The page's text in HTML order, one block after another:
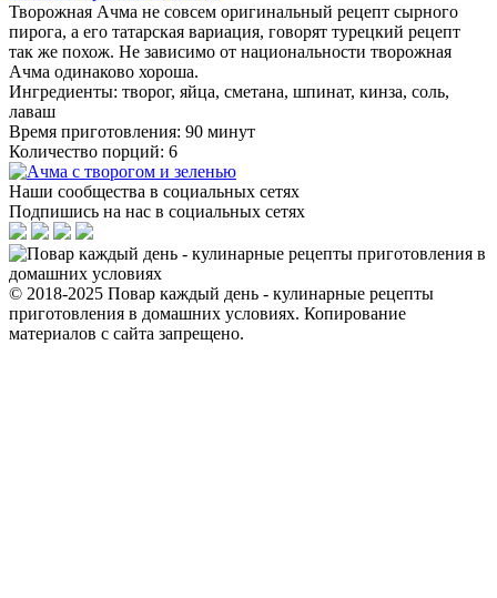
Творожная Ачма не совсем оригинальный рецепт сырного
пирога, а его татарская вариация, говорят турецкий рецепт
так же похож. Не зависимо от национальности творожная
Ачма одинаково хороша.
Ингредиенты: творог, яйца, сметана, шпинат, кинза, соль,
лаваш
Время приготовления: 90 минут
Количество порций: 6
Наши сообщества в социальных сетях
Подпишись на нас в социальных сетях
© 2018-2025 Повар каждый день - кулинарные рецепты
приготовления в домашних условиях. Копирование
материалов с сайта запрещено.